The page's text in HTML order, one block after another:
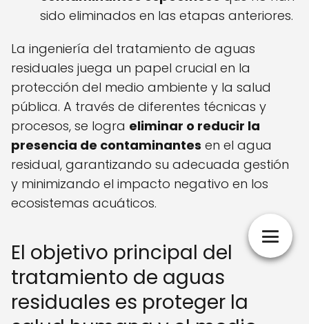
sido eliminados en las etapas anteriores.
La ingeniería del tratamiento de aguas
residuales juega un papel crucial en la
protección del medio ambiente y la salud
pública. A través de diferentes técnicas y
procesos, se logra eliminar o reducir la
presencia de contaminantes en el agua
residual, garantizando su adecuada gestión
y minimizando el impacto negativo en los
ecosistemas acuáticos.
El objetivo principal del
tratamiento de aguas
residuales es proteger la